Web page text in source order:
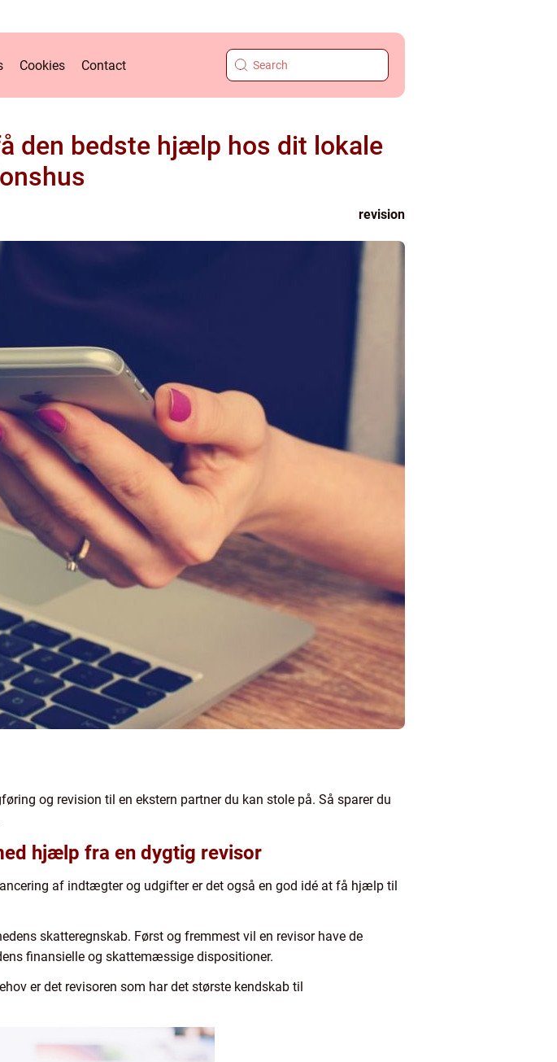
Cookies Contact
den bedste hjælp hos dit lokale
revision
og revision til en ekstern partner du kan stole på. Så sparer du
hjælp fra en dygtig revisor
af indtægter og udgifter er det også en god idé at få hjælp til
skatteregnskab. Først og fremmest vil en revisor have de
finansielle og skattemæssige dispositioner.
er det revisoren som har det største kendskab til